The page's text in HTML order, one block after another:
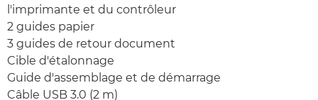
l'imprimante et du contrôleur
2 guides papier
3 guides de retour document
Cible d'étalonnage
Guide d'assemblage et de démarrage
Câble USB 3.0 (2 m)